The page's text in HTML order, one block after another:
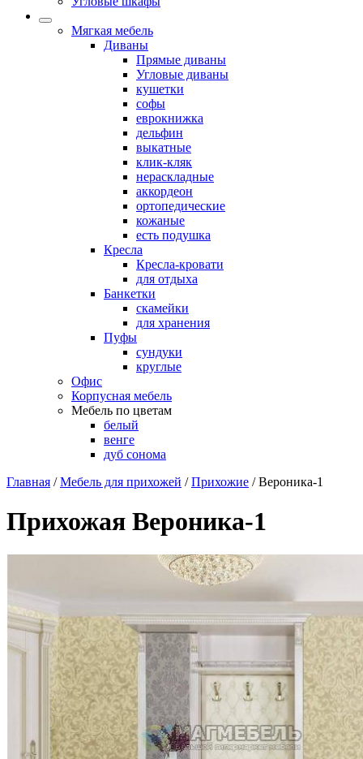
Мягкая мебель
Диваны
Прямые диваны
Угловые диваны
кушетки
софы
еврокнижка
дельфин
выкатные
клик-кляк
нераскладные
аккордеон
ортопедические
кожаные
есть подушка
Кресла
Кресла-кровати
для отдыха
Банкетки
скамейки
для хранения
Пуфы
сундуки
круглые
Офис
Корпусная мебель
Мебель по цветам
белый
венге
дуб сонома
Главная / Мебель для прихожей / Прихожие / Вероника-1
Прихожая Вероника-1